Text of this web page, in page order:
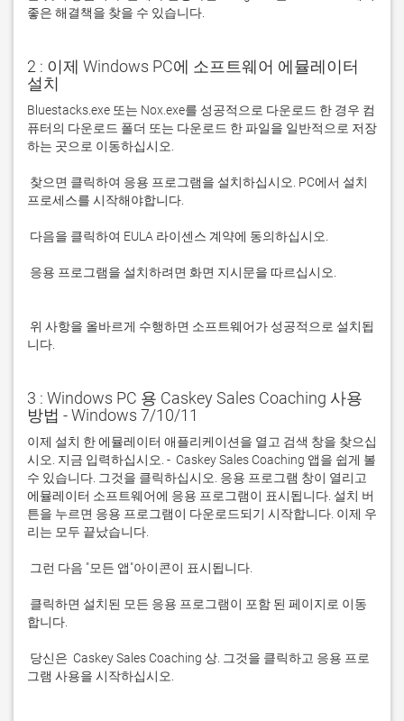
좋은 해결책을 찾을 수 있습니다.
2 : 이제 Windows PC에 소프트웨어 에뮬레이터
설치
Bluestacks.exe 또는 Nox.exe를 성공적으로 다운로드 한 경우 컴
퓨터의 다운로드 폴더 또는 다운로드 한 파일을 일반적으로 저장
니다.
3 : Windows PC 용 Caskey Sales Coaching 사용
방법 - Windows 7/10/11
이제 설치 한 에뮬레이터 애플리케이션을 열고 검색 창을 찾으십
시오. 지금 입력하십시오. -  Caskey Sales Coaching 앱을 쉽게 볼
수 있습니다. 그것을 클릭하십시오. 응용 프로그램 창이 열리고
에뮬레이터 소프트웨어에 응용 프로그램이 표시됩니다. 설치 버
튼을 누르면 응용 프로그램이 다운로드되기 시작합니다. 이제 우
그램 사용을 시작하십시오.